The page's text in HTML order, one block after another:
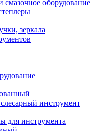
смазочное оборудование
зеркала
инструмент
для инструмента